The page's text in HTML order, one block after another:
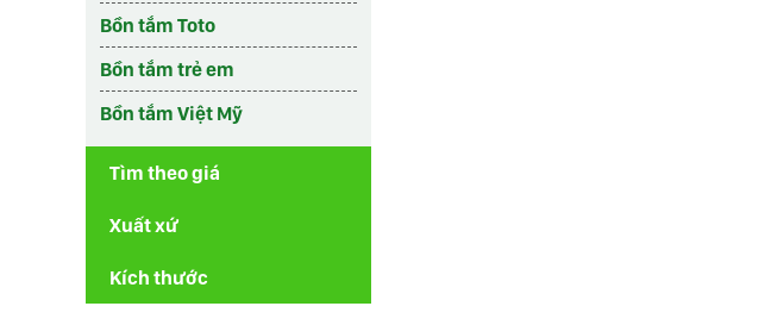
Bồn tắm Toto
Bồn tắm trẻ em
Bồn tắm Việt Mỹ
Tìm theo giá
Xuất xứ
Kích thước